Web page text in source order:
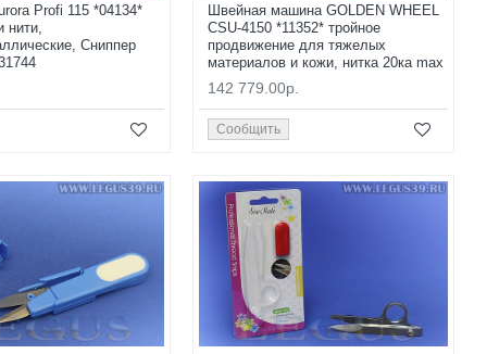
Profi 115 *04134*
нити,
Сниппер
Швейная машина GOLDEN WHEEL
CSU-4150 *11352* тройное
продвижение для тяжелых
материалов и кожи, нитка 20ка max
142 779.00р.
Сообщить